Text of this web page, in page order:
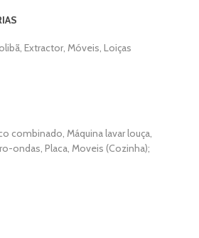
Extractor, Móveis, Loiças
combinado, Máquina lavar louça,
ondas, Placa, Moveis (Cozinha);